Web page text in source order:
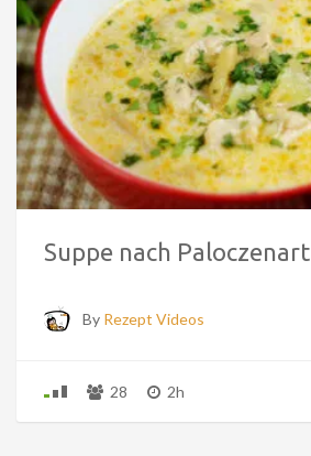
Suppe nach Paloczenart
By Rezept Videos
28 2h